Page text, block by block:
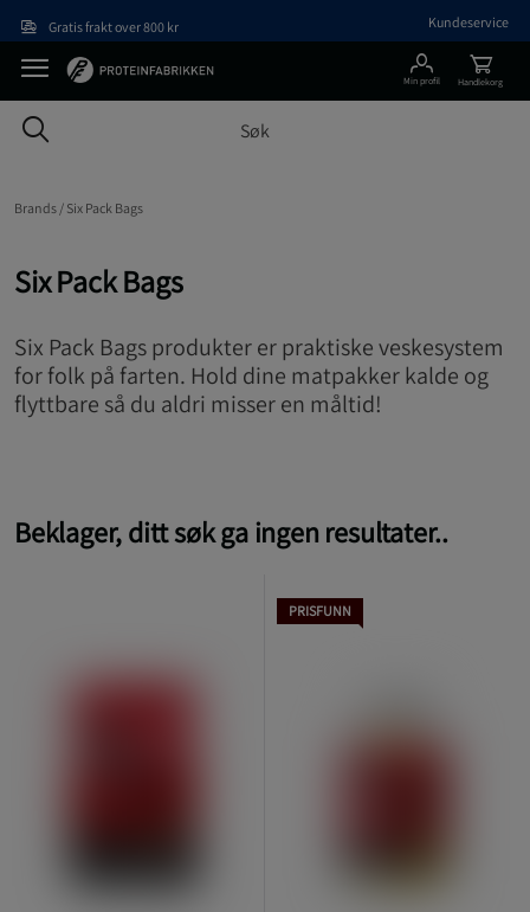
Gratis frakt over 800 kr Kundeservice
Min profil Handlekorg
Brands / Six Pack Bags
Six Pack Bags
Six Pack Bags produkter er praktiske veskesystem
for folk på farten. Hold dine matpakker kalde og
flyttbare så du aldri misser en måltid!
Beklager, ditt søk ga ingen resultater..
PRISFUNN